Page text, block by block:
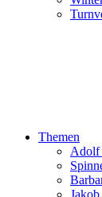
Themen
Adolf